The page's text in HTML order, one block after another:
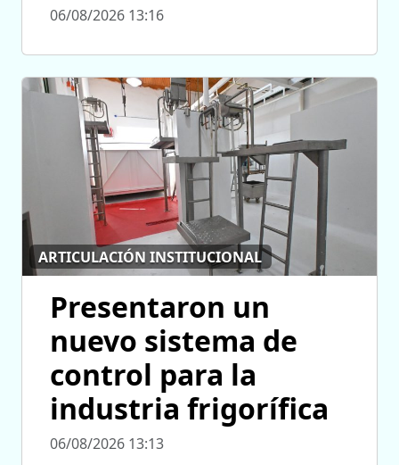
06/08/2026 13:16
ARTICULACIÓN INSTITUCIONAL
Presentaron un
nuevo sistema de
control para la
industria frigorífica
06/08/2026 13:13